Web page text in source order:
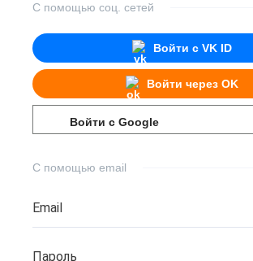
С помощью соц. сетей
Войти с VK ID
Войти через OK
Войти с Google
С помощью email
Email
Пароль